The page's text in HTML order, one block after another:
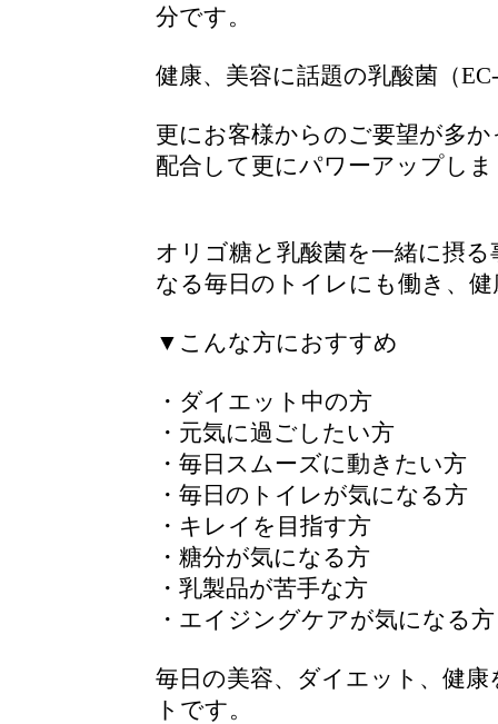
分です。
健康、美容に話題の乳酸菌（
更にお客様からのご要望が多
配合して更にパワーアップし
オリゴ糖と乳酸菌を一緒に摂
なる毎日のトイレにも働き、
▼こんな方におすすめ
・ダイエット中の方
・元気に過ごしたい方
・毎日スムーズに動きたい方
・毎日のトイレが気になる方
・キレイを目指す方
・糖分が気になる方
・乳製品が苦手な方
・エイジングケアが気になる方
毎日の美容、ダイエット、健
トです。